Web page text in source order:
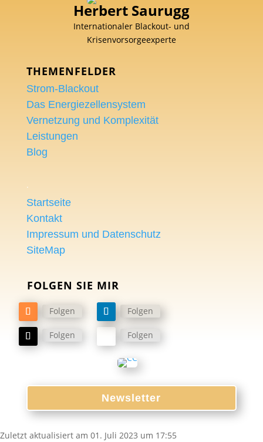
Herbert Saurugg
Internationaler Blackout- und
Krisenvorsorgeexperte
THEMENFELDER
Strom-Blackout
Das Energiezellensystem
Vernetzung und Komplexität
Leistungen
Blog
.
Startseite
Kontakt
Impressum und Datenschutz
SiteMap
FOLGEN SIE MIR
Folgen Folgen
Folgen Folgen
Newsletter
Zuletzt aktualisiert am 01. Juli 2023 um 17:55